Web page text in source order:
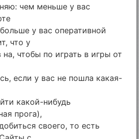
чем меньше у вас
у вас оперативной
что у
чтобы по играть в игры от
если у вас не пошла какая-
какой-нибудь
прога),
своего, то есть